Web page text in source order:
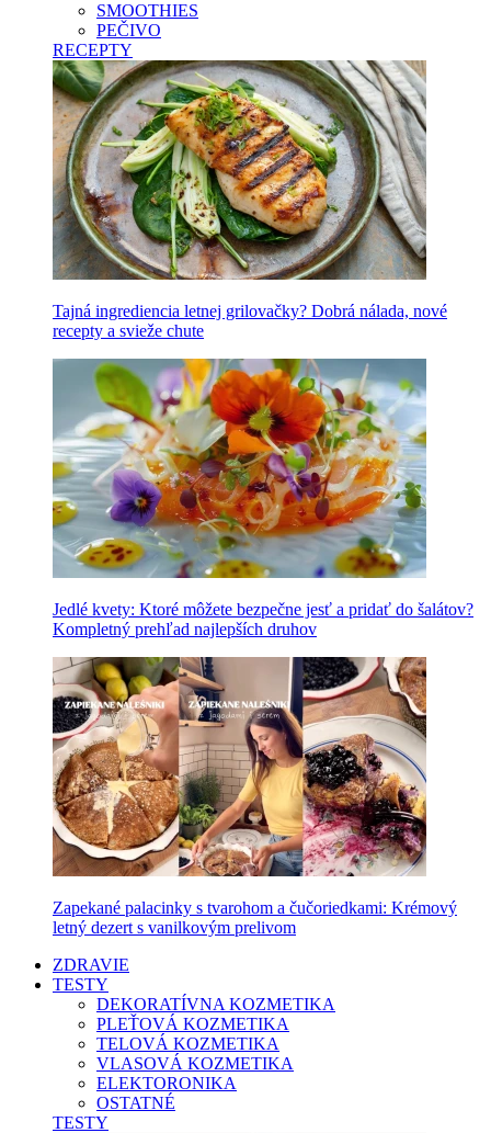
SMOOTHIES
PEČIVO
RECEPTY
Tajná ingrediencia letnej grilovačky? Dobrá nálada, nové
recepty a svieže chute
Jedlé kvety: Ktoré môžete bezpečne jesť a pridať do šalátov?
Kompletný prehľad najlepších druhov
Zapekané palacinky s tvarohom a čučoriedkami: Krémový
letný dezert s vanilkovým prelivom
ZDRAVIE
TESTY
DEKORATÍVNA KOZMETIKA
PLEŤOVÁ KOZMETIKA
TELOVÁ KOZMETIKA
VLASOVÁ KOZMETIKA
ELEKTORONIKA
OSTATNÉ
TESTY